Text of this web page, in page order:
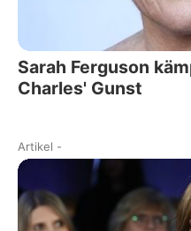
Sarah Ferguson
Charles' Gunst
Artikel -